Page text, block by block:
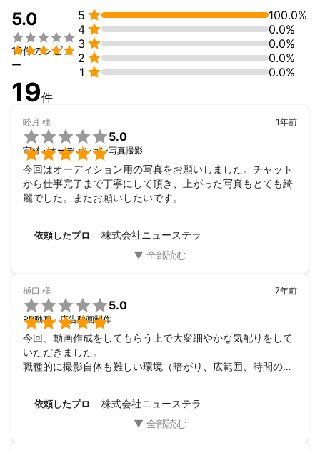
市）
ダム建築現場の3DCG合成フォトモンタージュ用のドローン空撮
（香川県綾川町）
チアダンスコンテストの記録映像（香川県多度津町）
プラネタリウムPR動画制作（福岡市博多区）
第51回中国・四国整形外科学会の写真撮影（高知市本町）
テレビ大阪「二代目 和風総本家」様のロケ空撮（広島県尾道市）
荒川化学工業様・創業140周年記念事業の記録動画制作および写
真撮影（岡山県矢掛町）
第31回日本肝胆膵外科学会・学術集会の写真撮影（香川県高松
市）
G20キャンペーン動画の撮影（岡山県岡山市）
岡山放送様の水中ロケ撮影（岡山県浅口市）
etc.
■動画素材の提供実績
フジテレビ様　|　その原因、Xにあり！
中京テレビ様　|　アサヒ飲料スペシャル これぞニッポンの海 ～
美しい海に魅了された人たち～
etc.
■動画コンテスト受賞歴・メディア掲載歴等
2018　New York State Fair Drone Film Festival　Bronze Medal
2018　佐田岬ワンダービューコンペティション　グランプリ
2019　仙北インターナショナルドローンフィルムフェスティバル
2020　クリエイターズキャンプ in SAIPAN　最優秀賞
2020　映像系雑誌「ビデオSALON」　ベストムービー賞
2023　マイクロシネマコンテスト2022-2023　地域プロモーショ
ン部門　準グランプリ
5.0


19件のレビュ
ー
5 
100.0%
4 
0.0%
3 
0.0%
2 
0.0%
1  0.0%
19件
睦月 様


5.0
宣材・オーディション写真撮影
1年前
今回はオーディション用の写真をお願いしました。チャット
から仕事完了まで丁寧にして頂き、上がった写真もとても綺
麗でした。またお願いしたいです。
依頼したプロ 株式会社ニューステラ
樋口 様


5.0
PR動画・広告動画制作
7年前
今回、動画作成をしてもらう上で大変細やかな気配りをして
いただきました。
職種的に撮影自体も難しい環境（暗がり、広範囲、時間の制
自分で撮影しても、なかなか伝わり易い構図の写真を今まで
撮れなかったので本当に感謝です。
依頼したプロ 株式会社ニューステラ